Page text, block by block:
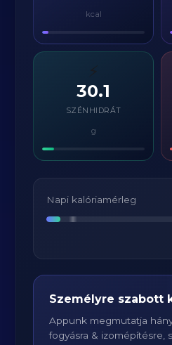
kcal
⚡
30.1
SZÉNHIDRÁT
g
Napi kalóriamérleg
Személyre szabott
Appunk megmutatja
fogyásra & izomépítésre,